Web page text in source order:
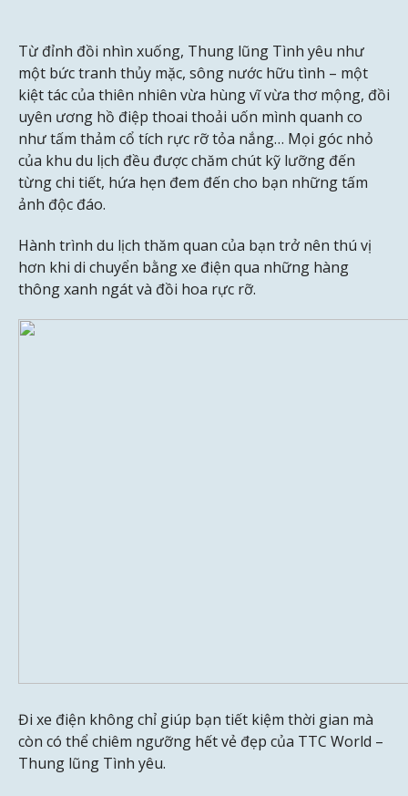
Từ đỉnh đồi nhìn xuống, Thung lũng Tình yêu như
một bức tranh thủy mặc, sông nước hữu tình – một
kiệt tác của thiên nhiên vừa hùng vĩ vừa thơ mộng, đồi
uyên ương hồ điệp thoai thoải uốn mình quanh co
như tấm thảm cổ tích rực rỡ tỏa nắng… Mọi góc nhỏ
của khu du lịch đều được chăm chút kỹ lưỡng đến
từng chi tiết, hứa hẹn đem đến cho bạn những tấm
ảnh độc đáo.
Hành trình du lịch thăm quan của bạn trở nên thú vị
hơn khi di chuyển bằng xe điện qua những hàng
thông xanh ngát và đồi hoa rực rỡ.
Đi xe điện không chỉ giúp bạn tiết kiệm thời gian mà
còn có thể chiêm ngưỡng hết vẻ đẹp của TTC World –
Thung lũng Tình yêu.